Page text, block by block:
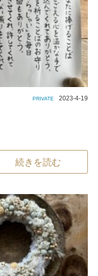
2023-4-19
PRIVATE
続きを読む